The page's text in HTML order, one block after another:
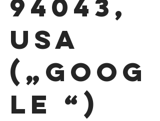
USA
(„Goog
le “)